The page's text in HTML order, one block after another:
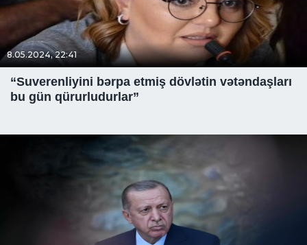
8.05.2024, 22:41
“Suverenliyini bərpa etmiş dövlətin vətəndaşları
bu gün qürurludurlar”